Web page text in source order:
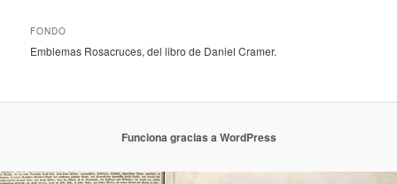
FONDO
Emblemas Rosacruces, del libro de Daniel Cramer.
Funciona gracias a WordPress